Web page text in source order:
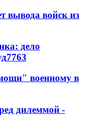
вывода войск из
дело
7763
военному в
дилеммой -